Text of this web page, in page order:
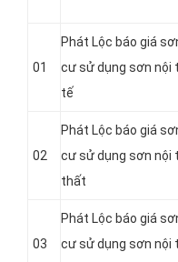
01
Phát Lộc báo giá
cư sử dụng sơn nội
tế
02
Phát Lộc báo giá
cư sử dụng sơn nội
thất
03
Phát Lộc báo giá
cư sử dụng sơn nội